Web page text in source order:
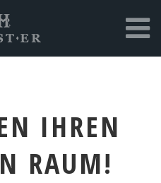
IHREN
RAUM!